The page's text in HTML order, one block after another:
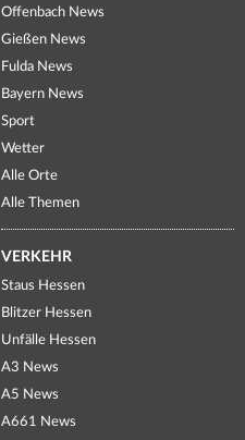
Offenbach News
Gießen News
Fulda News
Bayern News
Sport
Wetter
Alle Orte
Alle Themen
VERKEHR
Staus Hessen
Blitzer Hessen
Unfälle Hessen
A3 News
A5 News
A661 News